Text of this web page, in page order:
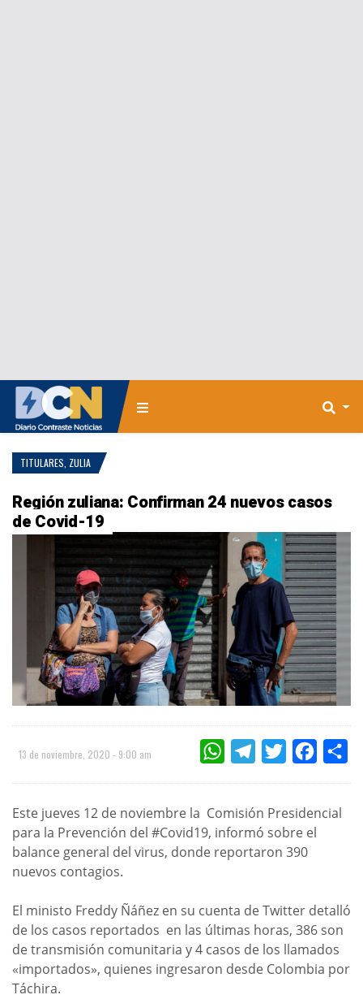
TITULARES ZULIA
Región zuliana: Confirman 24 nuevos casos
de Covid-19
13 de noviembre, 2020 - 9:00 am WHATSAPPTELEGRAMTWITTER
Este jueves 12 de noviembre la Comisión Presidencial
para la Prevención del #Covid19, informó sobre el
balance general del virus, donde reportaron 390
nuevos contagios.
El ministo Freddy Ñáñez en su cuenta de Twitter detalló
de los casos reportados en las últimas horas, 386 son
de transmisión comunitaria y 4 casos de los llamados
«importados», quienes ingresaron desde Colombia por
Táchira.